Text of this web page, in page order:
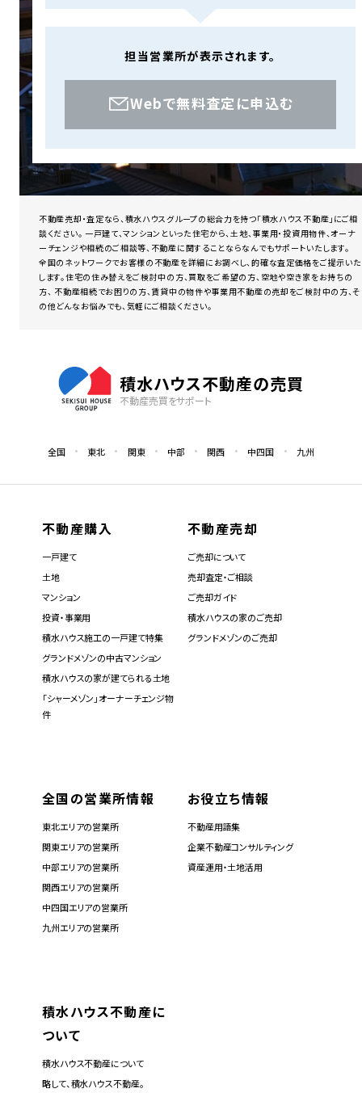
担当営業所が表示されます。
Webで無料査定に申込む
不動産売却・査定なら、積水ハウスグループの総合力を持つ「積水ハウス不動産」にご相
談ください。 一戸建て、マンションといった住宅から、土地、事業用・投資用物件、オーナ
ーチェンジや相続のご相談等、不動産に関することならなんでもサポートいたします。
全国のネットワークでお客様の不動産を詳細にお調べし、的確な査定価格をご提示いた
します。住宅の住み替えをご検討中の方、買取をご希望の方、空地や空き家をお持ちの
方、 不動産相続でお困りの方、賃貸中の物件や事業用不動産の売却をご検討中の方、そ
の他どんなお悩みでも、気軽にご相談ください。
積水ハウス不動産の売買
不動産売買をサポート
全国 東北 関東 中部 関西 中四国 九州
不動産購入
一戸建て
土地
マンション
投資・事業用
積水ハウス施工の一戸建て特集
グランドメゾンの中古マンション
積水ハウスの家が建てられる土地
「シャーメゾン」オーナーチェンジ物
件
不動産売却
ご売却について
売却査定・ご相談
ご売却ガイド
積水ハウスの家のご売却
グランドメゾンのご売却
全国の営業所情報
東北エリアの営業所
関東エリアの営業所
中部エリアの営業所
関西エリアの営業所
中四国エリアの営業所
九州エリアの営業所
お役立ち情報
不動産用語集
企業不動産コンサルティング
資産運用・土地活用
積水ハウス不動産に
ついて
積水ハウス不動産について
略して、積水ハウス不動産。